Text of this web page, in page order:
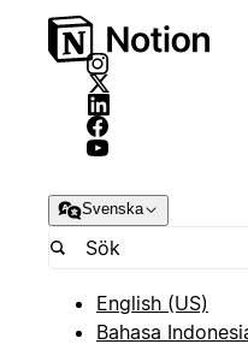
Svenska
English (US)
Bahasa